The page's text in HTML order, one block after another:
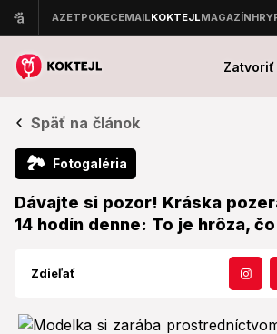
Späť na článok
🏞 Fotogaléria
Dávajte si pozor! Kráska
14 hodín denne: To je hrôza,
Zdieľať